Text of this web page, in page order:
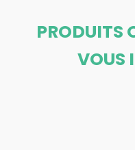
PRODUITS
VOUS